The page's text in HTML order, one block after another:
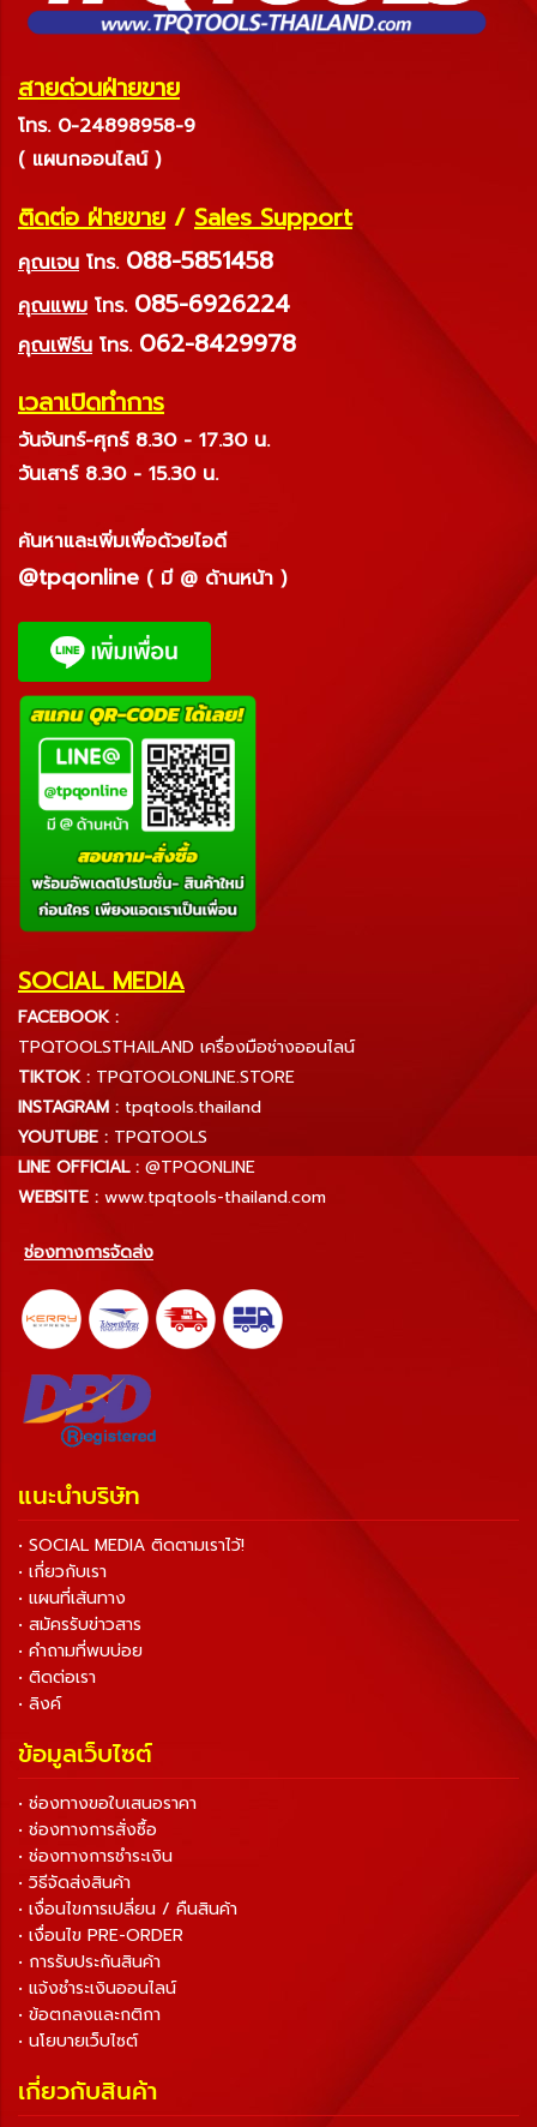
สายด่วนฝ่ายขาย
โทร. 0-24898958-9
( แผนกออนไลน์ )
ติดต่อ ฝ่ายขาย / Sales Support
คุณเจน โทร. 088-5851458
คุณแพม โทร. 085-6926224
คุณเฟิร์น โทร. 062-8429978
เวลาเปิดทำการ
วันจันทร์-ศุกร์ 8.30 - 17.30 น.
วันเสาร์ 8.30 - 15.30 น.
ค้นหาและเพิ่มเพื่อด้วยไอดี
@tpqonline ( มี @ ด้านหน้า )
SOCIAL MEDIA
FACEBOOK :
TPQTOOLSTHAILAND เครื่องมือช่างออนไลน์
TIKTOK : TPQTOOLONLINE.STORE
INSTAGRAM : tpqtools.thailand
YOUTUBE : TPQTOOLS
LINE OFFICIAL : @TPQONLINE
WEBSITE : www.tpqtools-thailand.com
ช่องทางการจัดส่ง
แนะนำบริษัท
• SOCIAL MEDIA ติดตามเราไว้!
• เกี่ยวกับเรา
• แผนที่เส้นทาง
• สมัครรับข่าวสาร
• คำถามที่พบบ่อย
• ติดต่อเรา
• ลิงค์
ข้อมูลเว็บไซต์
• ช่องทางขอใบเสนอราคา
• ช่องทางการสั่งซื้อ
• ช่องทางการชำระเงิน
• วิธีจัดส่งสินค้า
• เงื่อนไขการเปลี่ยน / คืนสินค้า
• เงื่อนไข PRE-ORDER
• การรับประกันสินค้า
• แจ้งชำระเงินออนไลน์
• ข้อตกลงและกติกา
• นโยบายเว็บไซต์
เกี่ยวกับสินค้า